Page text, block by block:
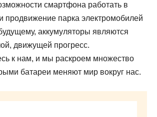
смартфона работать в
продвижение парка электромобилей
аккумуляторы являются
движущей прогресс.
к нам, и мы раскроем множество
батареи меняют мир вокруг нас.